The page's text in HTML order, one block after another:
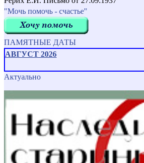
"Мочь помочь - счастье"
ПАМЯТНЫЕ ДАТЫ
АВГУСТ 2026
Актуально